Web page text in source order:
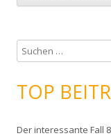
u
n
TOP
Der interessante Fall